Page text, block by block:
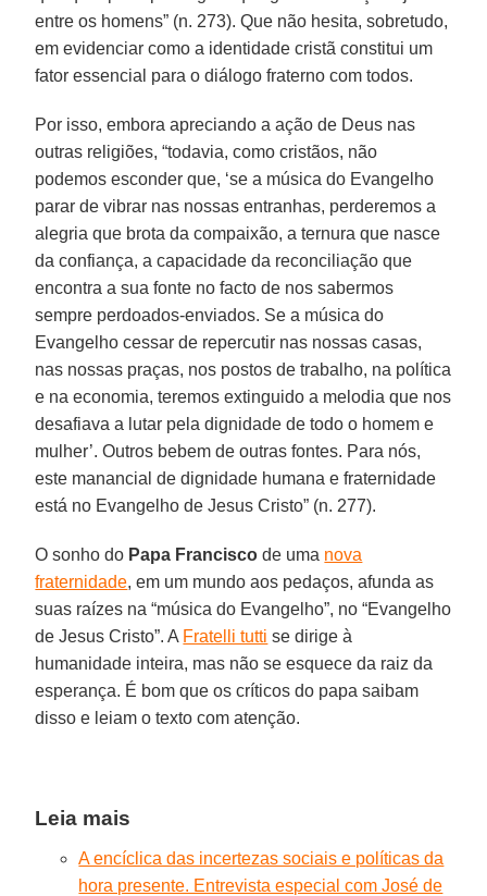
entre os homens” (n. 273). Que não hesita, sobretudo,
em evidenciar como a identidade cristã constitui um
fator essencial para o diálogo fraterno com todos.
Por isso, embora apreciando a ação de Deus nas
outras religiões, “todavia, como cristãos, não
podemos esconder que, ‘se a música do Evangelho
parar de vibrar nas nossas entranhas, perderemos a
alegria que brota da compaixão, a ternura que nasce
da confiança, a capacidade da reconciliação que
encontra a sua fonte no facto de nos sabermos
sempre perdoados-enviados. Se a música do
Evangelho cessar de repercutir nas nossas casas,
nas nossas praças, nos postos de trabalho, na política
e na economia, teremos extinguido a melodia que nos
desafiava a lutar pela dignidade de todo o homem e
mulher’. Outros bebem de outras fontes. Para nós,
este manancial de dignidade humana e fraternidade
está no Evangelho de Jesus Cristo” (n. 277).
O sonho do Papa Francisco de uma nova
fraternidade, em um mundo aos pedaços, afunda as
suas raízes na “música do Evangelho”, no “Evangelho
de Jesus Cristo”. A Fratelli tutti se dirige à
humanidade inteira, mas não se esquece da raiz da
esperança. É bom que os críticos do papa saibam
disso e leiam o texto com atenção.
Leia mais
A encíclica das incertezas sociais e políticas da
hora presente. Entrevista especial com José de